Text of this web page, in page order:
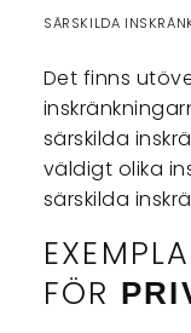
SÄRSKILDA
Det finns
särskilda
väldigt olika
särskilda
FÖR